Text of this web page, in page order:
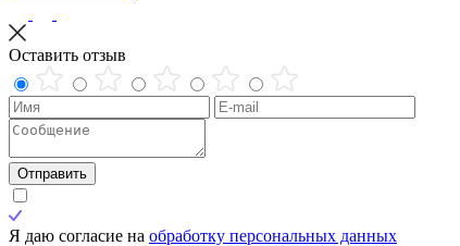
Оставить отзыв
Отправить
Я даю согласие на обработку персональных данных